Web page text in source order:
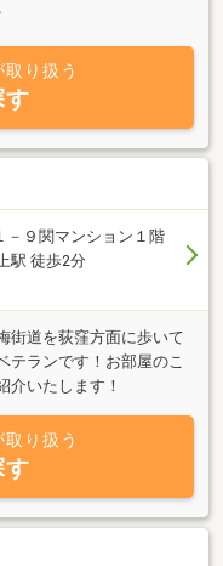
ご相談ください。豊富な
談ください。Ｔｈａｎ
ｍｅｓｓａｇｅｓ．
ａｔｉｓｆａｃｔｉ
ｈｅｒｅ ｙｏｕ ｌｉ
り扱う
す
－９関マンション１階
駅 徒歩2分
街道を荻窪方面に歩いて
テランです！お部屋のこ
介いたします！
り扱う
す